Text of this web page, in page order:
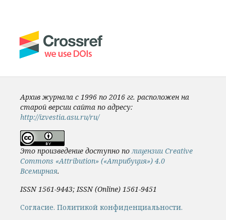
Архив журнала с 1996 по 2016 гг. расположен на
старой версии сайта по адресу:
http://izvestia.asu.ru/ru/
Это произведение доступно полицензии Creative
Commons «Attribution» («Атрибуция») 4.0
Всемирная.
ISSN 1561-9443; ISSN (Online) 1561-9451
Cогласие. Политикой конфиденциальности.